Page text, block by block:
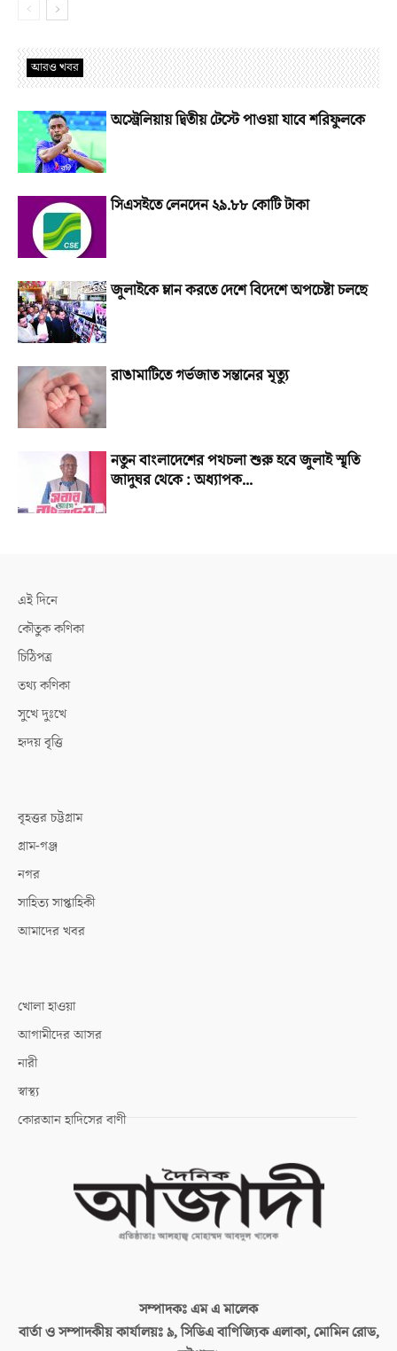
আরও খবর
অস্ট্রেলিয়ায় দ্বিতীয় টেস্টে পাওয়া যাবে শরিফুলকে
সিএসইতে লেনদেন ২৯.৮৮ কোটি টাকা
জুলাইকে ম্লান করতে দেশে বিদেশে অপচেষ্টা চলছে
রাঙামাটিতে গর্ভজাত সন্তানের মৃত্যু
নতুন বাংলাদেশের পথচলা শুরু হবে জুলাই স্মৃতি
জাদুঘর থেকে : অধ্যাপক...
এই দিনে
কৌতুক কণিকা
চিঠিপত্র
তথ্য কণিকা
সুখে দুঃখে
হৃদয় বৃত্তি
বৃহত্তর চট্টগ্রাম
গ্রাম-গঞ্জ
নগর
সাহিত্য সাপ্তাহিকী
আমাদের খবর
খোলা হাওয়া
আগামীদের আসর
নারী
স্বাস্থ্য
কোরআন হাদিসের বাণী
সম্পাদকঃএম এ মালেক
বার্তা ও সম্পাদকীয় কার্যালয়ঃ৯, সিডিএ বাণিজ্যিক এলাকা, মোমিন রোড,